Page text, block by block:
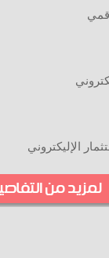
الإليكتروني